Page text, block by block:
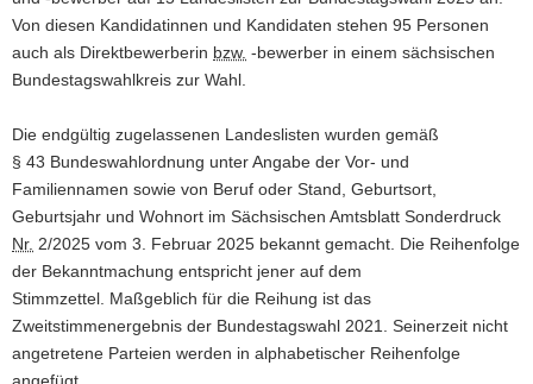
a
v
i
a
t
i
o
n
Von diesen Kandidatinnen und Kandidaten stehen 95 Personen
auch als Direktbewerberin bzw. -bewerber in einem sächsischen
Bundestagswahlkreis zur Wahl.
Die endgültig zugelassenen Landeslisten wurden gemäß
§ 43 Bundeswahlordnung unter Angabe der Vor- und
Familiennamen sowie von Beruf oder Stand, Geburtsort,
Geburtsjahr und Wohnort im Sächsischen Amtsblatt Sonderdruck
Nr. 2/2025 vom 3. Februar 2025 bekannt gemacht. Die Reihenfolge
der Bekanntmachung entspricht jener auf dem
Stimmzettel. Maßgeblich für die Reihung ist das
Zweitstimmenergebnis der Bundestagswahl 2021. Seinerzeit nicht
angetretene Parteien werden in alphabetischer Reihenfolge
angefügt.